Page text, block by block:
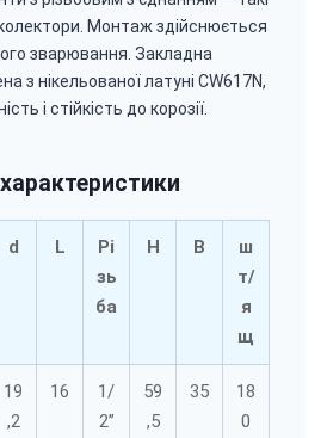
Монтаж здійснюється
зварювання. Закладна
з нікельованої латуні CW617N,
і стійкість до корозії.
d L
Рі
зь
ба
H B
ш
т/
я
щ
19
,2
16
1/
2’’
59
,5
35
18
0